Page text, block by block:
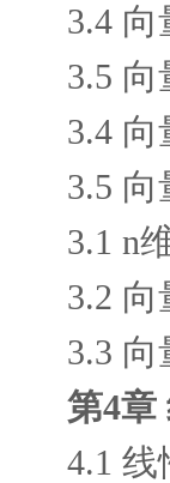
3.4
3.5
3.4
3.5 向
3.1 n
3.2 向
3.3
第4章
4.1